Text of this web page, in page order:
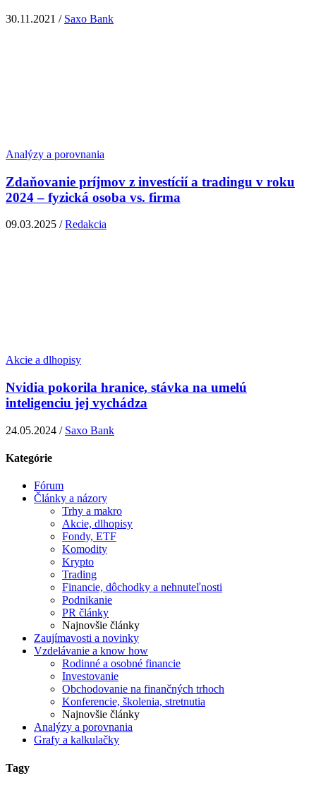
30.11.2021 / Saxo Bank
Analýzy a porovnania
Zdaňovanie príjmov z investícií a tradingu v roku
2024 – fyzická osoba vs. firma
09.03.2025 /Redakcia
Akcie a dlhopisy
Nvidia pokorila hranice, stávka na umelú
inteligenciu jej vychádza
24.05.2024 / Saxo Bank
Kategórie
Fórum
Články a názory
Trhy a makro
Akcie, dlhopisy
Fondy, ETF
Komodity
Krypto
Trading
Financie, dôchodky a nehnuteľnosti
Podnikanie
PR články
Najnovšie články
Zaujímavosti a novinky
Vzdelávanie a know how
Rodinné a osobné financie
Investovanie
Obchodovanie na finančných trhoch
Konferencie, školenia, stretnutia
Najnovšie články
Analýzy a porovnania
Grafy a kalkulačky
Tagy